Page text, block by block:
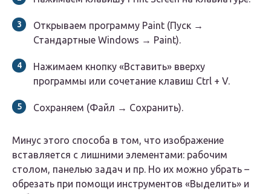
Открываем программу Paint (Пуск →
Стандартные Windows → Paint).
Нажимаем кнопку «Вставить» вверху
программы или сочетание клавиш Ctrl + V.
Сохраняем (Файл → Сохранить).
Минус этого способа в том, что изображение
вставляется с лишними элементами: рабочим
столом, панелью задач и пр. Но их можно убрать –
обрезать при помощи инструментов «Выделить» и